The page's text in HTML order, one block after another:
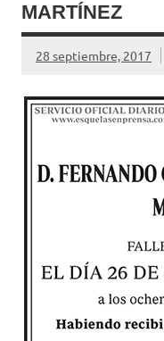
MARTÍNEZ
28 septiembre, 2017